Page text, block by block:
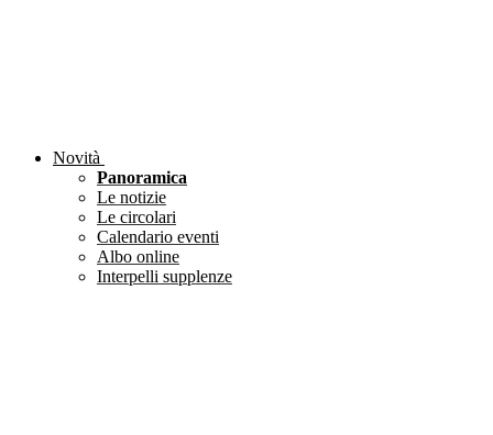
Novità
Panoramica
Le notizie
Le circolari
Calendario eventi
Albo online
Interpelli supplenze